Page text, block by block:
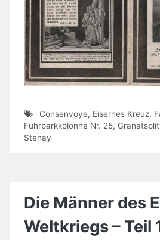
Consenvoye, Eisernes Kreuz,
Fuhrparkkolonne Nr. 25,
Stenay
Die Männer des
Weltkriegs – Teil